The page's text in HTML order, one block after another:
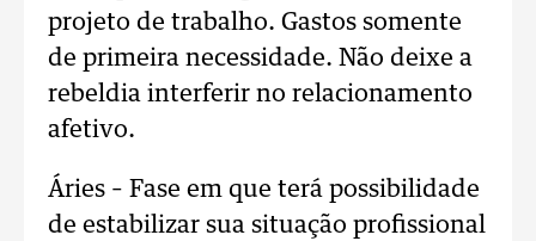
projeto de trabalho. Gastos somente
de primeira necessidade. Não deixe a
rebeldia interferir no relacionamento
afetivo.
Áries – Fase em que terá possibilidade
de estabilizar sua situação profissional